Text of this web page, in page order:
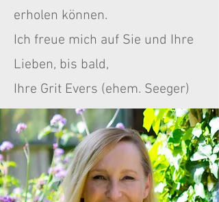
erholen können.
Ich freue mich auf Sie und Ihre
Lieben, bis bald,
Ihre Grit Evers (ehem. Seeger)